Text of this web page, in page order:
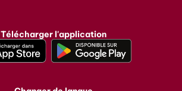
Télécharger l'application